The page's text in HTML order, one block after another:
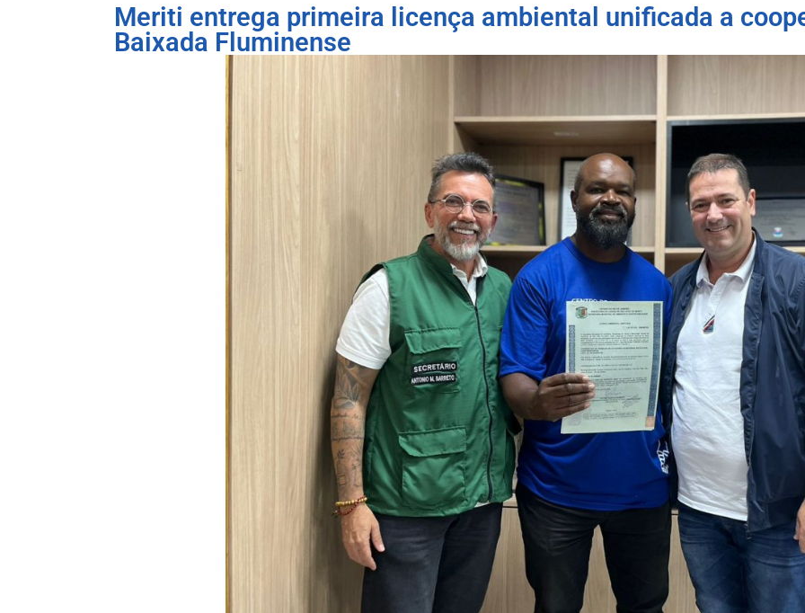
Meriti entrega primeira licença ambiental unificada a
Baixada Fluminense